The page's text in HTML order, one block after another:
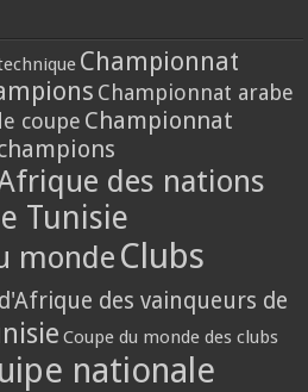
Championnat
Championnat arabe
coupe Championnat
des nations
Tunisie
monde Clubs
des vainqueurs de
Coupe du monde des clubs
nationale